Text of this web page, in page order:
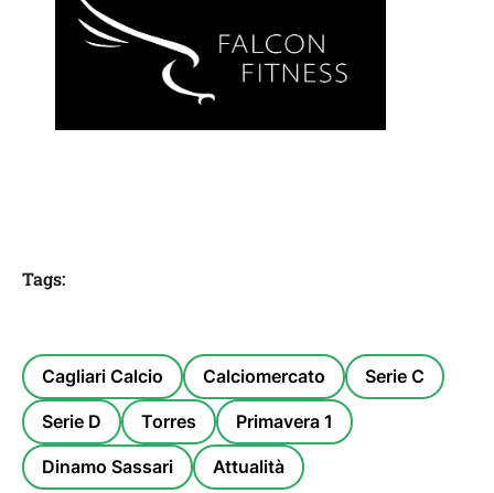
Tags:
Cagliari Calcio Calciomercato Serie C
Serie D Torres Primavera 1
Dinamo Sassari Attualità